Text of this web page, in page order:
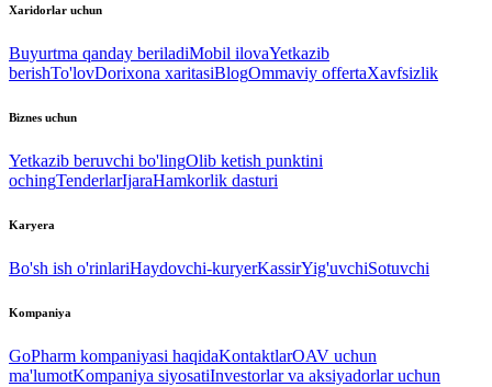
Xaridorlar uchun
Buyurtma qanday beriladiMobil ilovaYetkazib
berishTo'lovDorixona xaritasiBlogOmmaviy offertaXavfsizlik
Biznes uchun
Yetkazib beruvchi bo'lingOlib ketish punktini
ochingTenderlarIjaraHamkorlik dasturi
Karyera
Bo'sh ish o'rinlariHaydovchi-kuryerKassirYig'uvchiSotuvchi
Kompaniya
GoPharm kompaniyasi haqidaKontaktlarOAV uchun
ma'lumotKompaniya siyosatiInvestorlar va aksiyadorlar uchun